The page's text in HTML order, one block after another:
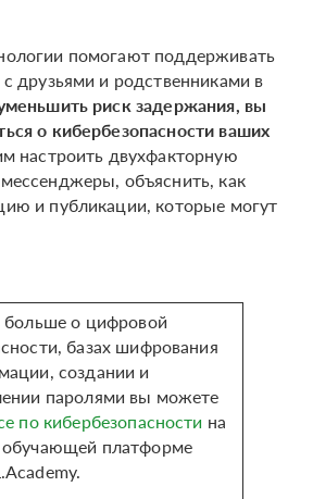
помогают поддерживать
друзьями и родственниками в
риск задержания, вы
о кибербезопасности ваших
настроить двухфакторную
объяснить, как
и публикации, которые могут
больше о цифровой
базах шифрования
создании и
паролями вы можете
по кибербезопасности на
платформе